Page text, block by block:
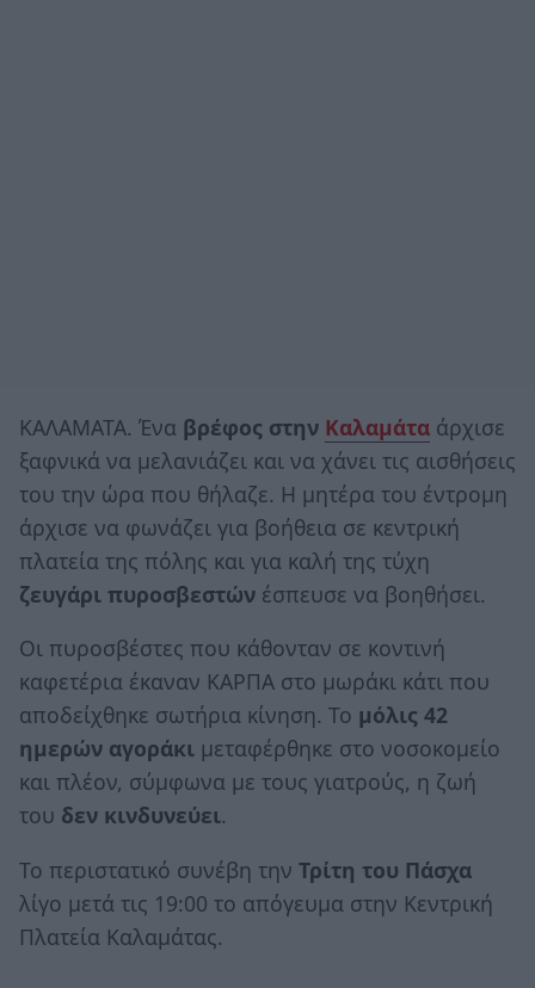
ΚΑΛΑΜΑΤΑ. Ένα βρέφος στην Καλαμάτα άρχισε
ξαφνικά να μελανιάζει και να χάνει τις αισθήσεις
του την ώρα που θήλαζε. Η μητέρα του έντρομη
άρχισε να φωνάζει για βοήθεια σε κεντρική
πλατεία της πόλης και για καλή της τύχη
ζευγάρι πυροσβεστών έσπευσε να βοηθήσει.
Οι πυροσβέστες που κάθονταν σε κοντινή
καφετέρια έκαναν ΚΑΡΠΑ στο μωράκι κάτι που
αποδείχθηκε σωτήρια κίνηση. Το μόλις 42
ημερών αγοράκι μεταφέρθηκε στο νοσοκομείο
και πλέον, σύμφωνα με τους γιατρούς, η ζωή
του δεν κινδυνεύει.
Το περιστατικό συνέβη την Τρίτη του Πάσχα
λίγο μετά τις 19:00 το απόγευμα στην Κεντρική
Πλατεία Καλαμάτας.